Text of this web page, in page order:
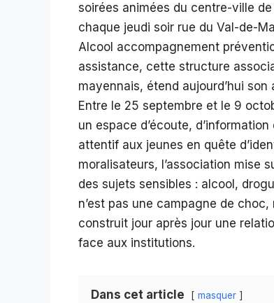
soirées animées du centre-ville
chaque jeudi soir rue du Val-de-
Alcool accompagnement
assistance, cette structure
mayennais, étend aujourd’hui
Entre le 25 septembre et le 9
un espace d’écoute,
attentif aux jeunes en quête
moralisateurs, l’association mise
des sujets sensibles : alcool,
n’est pas une campagne de
construit jour après jour une
face aux institutions.
Dans cet article masquer